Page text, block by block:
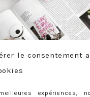
le consentement
expériences,